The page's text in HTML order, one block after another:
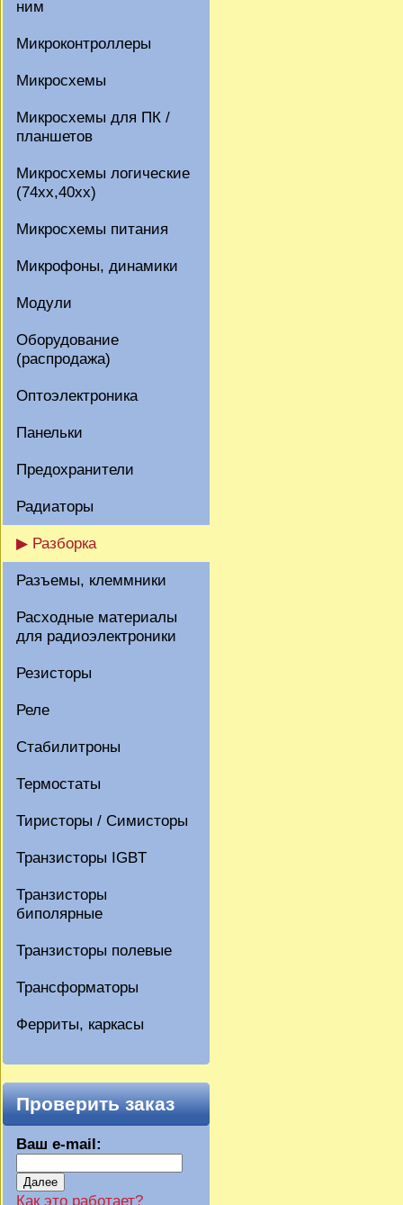
ним
Микроконтроллеры
Микросхемы
Микросхемы для ПК /
планшетов
Микросхемы логические
(74xx,40xx)
Микросхемы питания
Микрофоны, динамики
Модули
Оборудование
(распродажа)
Оптоэлектроника
Панельки
Предохранители
Радиаторы
▶ Разборка
Разъемы, клеммники
Расходные материалы
для радиоэлектроники
Резисторы
Реле
Стабилитроны
Термостаты
Тиристоры / Симисторы
Транзисторы IGBT
Транзисторы
биполярные
Транзисторы полевые
Трансформаторы
Ферриты, каркасы
Проверить заказ
Ваш e-mail:
Далее
Как это работает?